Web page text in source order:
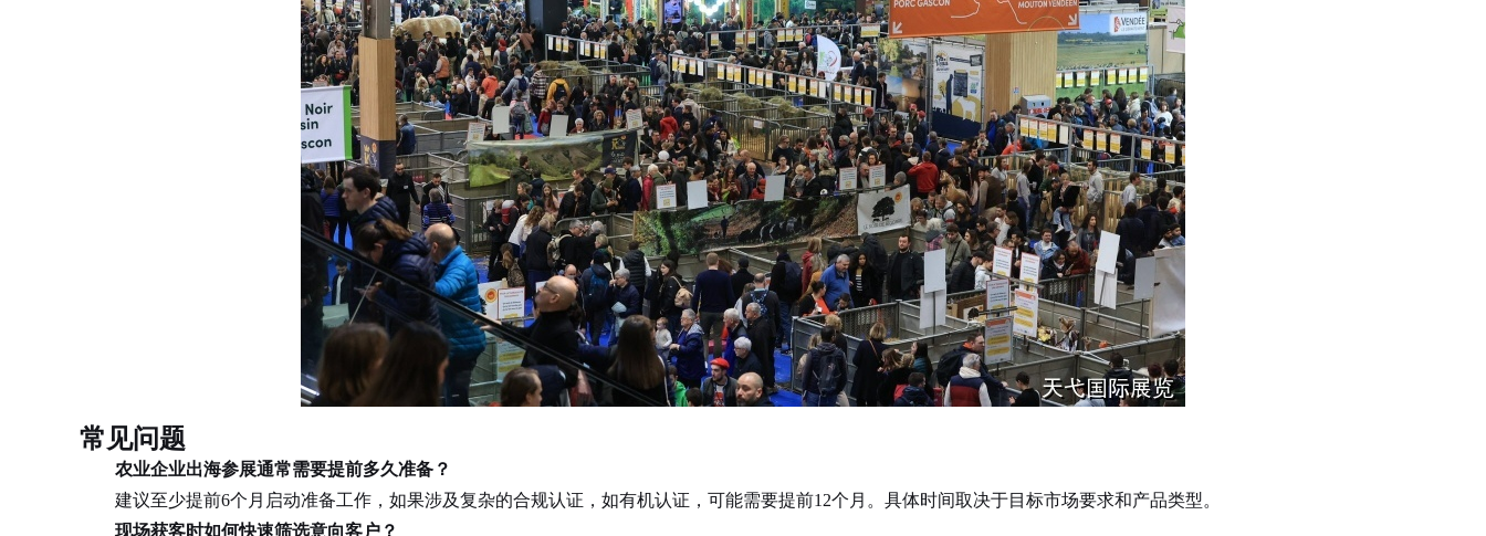
常见问题
农业企业出海参展通常需要提前多久准备？
建议至少提前6个月启动准备工作，如果涉及复杂的合规认证，如有机认证，可能需要提前12个月。具体时间取决于目标市场要求和产品类型。
现场获客时如何快速筛选意向客户？